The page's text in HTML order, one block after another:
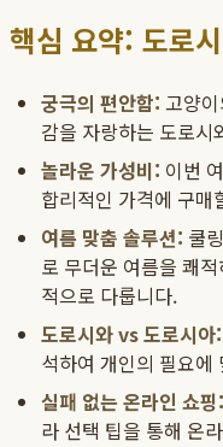
핵심 요약: 도로
궁극의 편안함: 고양
감을 자랑하는 도로시
놀라운 가성비: 이번
합리적인 가격에 구매
여름 맞춤 솔루션: 쿨
로 무더운 여름을 쾌
적으로 다룹니다.
도로시와 vs 도로시아:
석하여 개인의 필요에
실패 없는 온라인 쇼핑:
라 선택 팁을 통해 온